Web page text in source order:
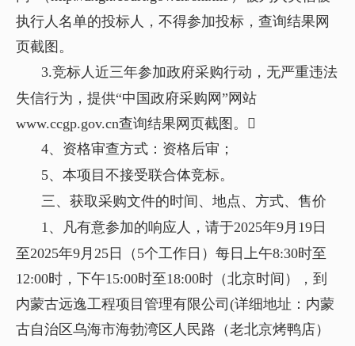
执行人名单的投标人，不得参加投标，查询结果网
页截图。
3.竞标人近三年参加政府采购行动，无严重违法
失信行为，提供“中国政府采购网”网站
www.ccgp.gov.cn查询结果网页截图。
4、资格审查方式：资格后审；
5、本项目不接受联合体竞标。
三、获取采购文件的时间、地点、方式、售价
1、凡有意参加的响应人，请于2025年9月19日
至2025年9月25日（5个工作日）每日上午8:30时至
12:00时，下午15:00时至18:00时（北京时间），到
内蒙古远逸工程项目管理有限公司(详细地址：内蒙
古自治区乌海市海勃湾区人民路（老北京烤鸭店）